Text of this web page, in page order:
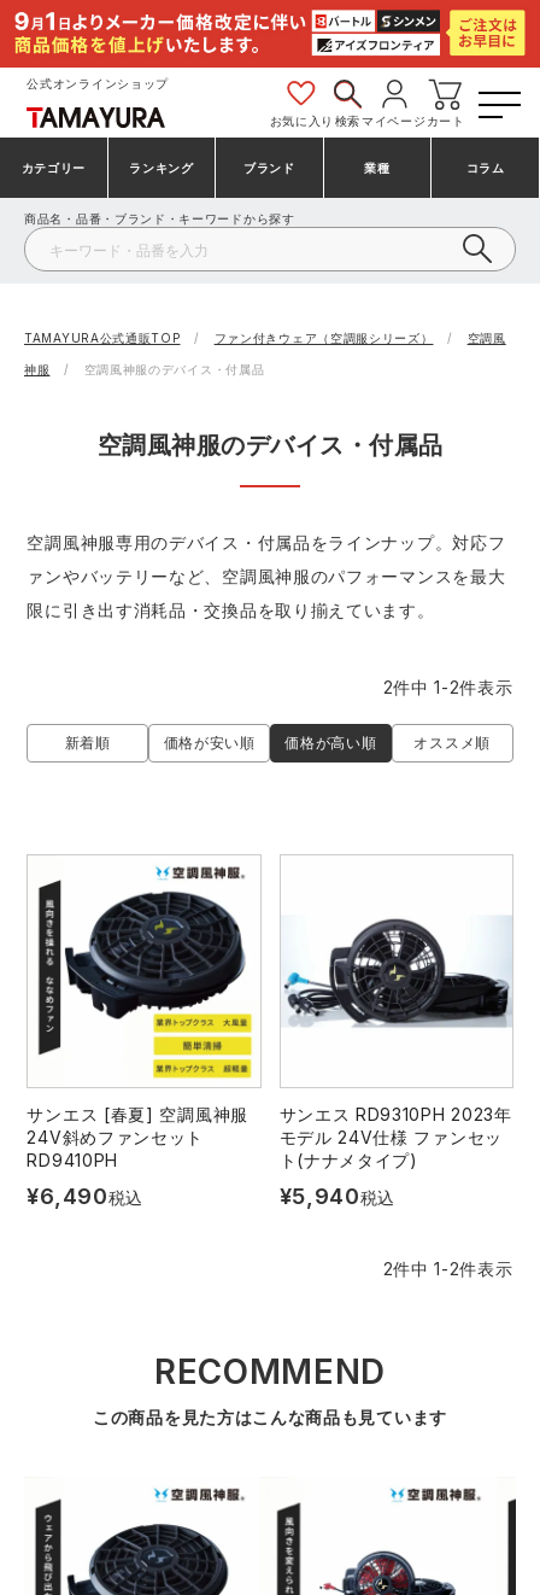
公式オンラインショップ
お気に入り 検索マイページ カート
カテゴリー
安全靴・作業靴
防寒着
作業用手袋
ワークスーツ
作業用ポロシャツ
安全保護具
レインウェア・カッパ
ヤッケ
作業用小物・アクセサリー
ファン付き作業着・空調服
電熱ウェア・ヒートウェア
刺繍・プリント加工対象商品
ランキング
安全靴ランキング
安全靴スニーカーランキング
ミズノ安全靴ランキング
作業着ランキング
つなぎランキング
コンプレッションウェアランキング
作業用ポロシャツランキング
作業用手袋ランキング
レインウェアランキング
アイズフロンティア ランキング
アイトス ランキング
ジーベック ランキング
ネーム刺繍・プリント加工対象商品
作業着
ブランド
アシックス
プーマ コンバース（CONVERSE）
寅壱 アイトス株式会社
コーコス ジーベック
山田辰 クレヒフク
住商モンブラン
GUSH FORCE CUP
GDジャパン
シンメン 日進ゴム
ハイパーV 丸五
グラディエーター
エアークラフト 自重堂
セロリー 大阪支店
アタックベース サンエス
業種
建設・建築作業服
製造・工場作業服
農作業服
電気・設備作業服
自動車整備士作業服
飲食店ユニフォーム
運送・倉庫作業服
清掃・ビルメンテ作業服
夜間・高視認性安全服
医療白衣・介護服
コラム
商品名・品番・ブランド・キーワードから探す
TAMAYURA公式通販TOP ファン付きウェア（空調服シリーズ） 空調風
神服 空調風神服のデバイス・付属品
空調風神服のデバイス・付属品
空調風神服専用のデバイス・付属品をラインナップ。対応フ
ァンやバッテリーなど、空調風神服のパフォーマンスを最大
限に引き出す消耗品・交換品を取り揃えています。
新着順 価格が安い順 価格が高い順 オススメ順
2件中 1-2件表示
サンエス [春夏] 空調風神服
24V斜めファンセット
RD9410PH
¥6,490税込
サンエス RD9310PH 2023年
モデル 24V仕様 ファンセッ
ト(ナナメタイプ)
¥5,940税込
2件中 1-2件表示
RECOMMEND
この商品を見た方はこんな商品も見ています